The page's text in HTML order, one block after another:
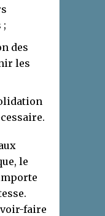
;
des
les
le
faire